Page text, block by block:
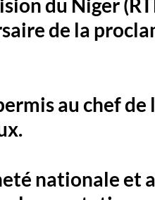
de la
au chef de
nationale et